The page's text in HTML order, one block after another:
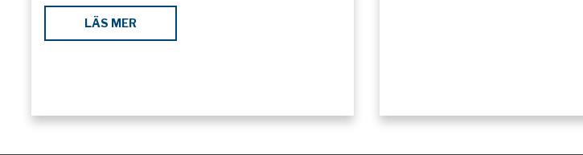
LÄS MER